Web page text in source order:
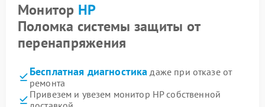
Монитор HP
Поломка системы защиты от
перенапряжения
Бесплатная диагностика даже при отказе от
ремонта
Привезем и увезем монитор HP собственной